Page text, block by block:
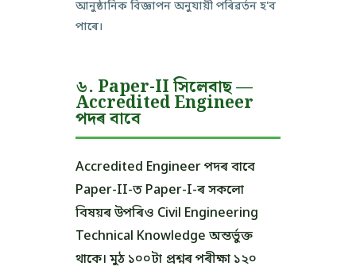
আনুষ্ঠানিক বিজ্ঞাপন অনুযায়ী পৰিৱৰ্তন হ'ব
পাৰে।
৬. Paper-II সিলেবাছ —
Accredited Engineer
পদৰ বাবে
Accredited Engineer পদৰ বাবে
Paper-II-ত Paper-I-ৰ সকলো
বিষয়ৰ উপৰিও Civil Engineering
Technical Knowledge অন্তৰ্ভুক্ত
থাকে। মুঠ ১০০টা প্ৰশ্নৰ পৰীক্ষা ১২০